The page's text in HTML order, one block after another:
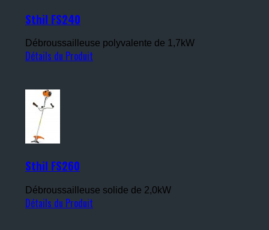
Sthil FS240
Débroussailleuse polyvalente de 1,7kW
Détails du Produit
Sthil FS260
Débroussailleuse solide de 2,0kW
Détails du Produit